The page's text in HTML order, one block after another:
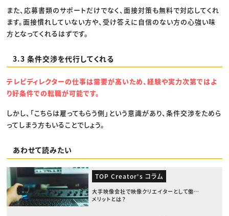
また、応募書類のサポートだけでなく、面接対策も無料で対応してくれ
ます。面接慣れしていない方や、受け答えに自信のない方の心強い味
方となってくれるはずです。
3.3 条件交渉を代行してくれる
テレビディレクターの仕事は需要が高いため、経験や実力次第ではよ
り好条件での転職が可能です。
しかし、「こちらは雇ってもらう側」という意識があり、条件交渉をためら
ってしまう方もいることでしょう。
あわせて読みたい
TOP Creator's コラム
大手映像会社で映像クリエイターとして働く
メリットとは？